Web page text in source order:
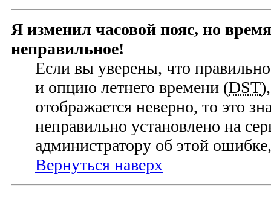
Я изменил часовой пояс, но
неправильное!
Если вы уверены, что
и опцию летнего времени (DST
отображается неверно, то это
неправильно установлено на
администратору об этой
Вернуться наверх